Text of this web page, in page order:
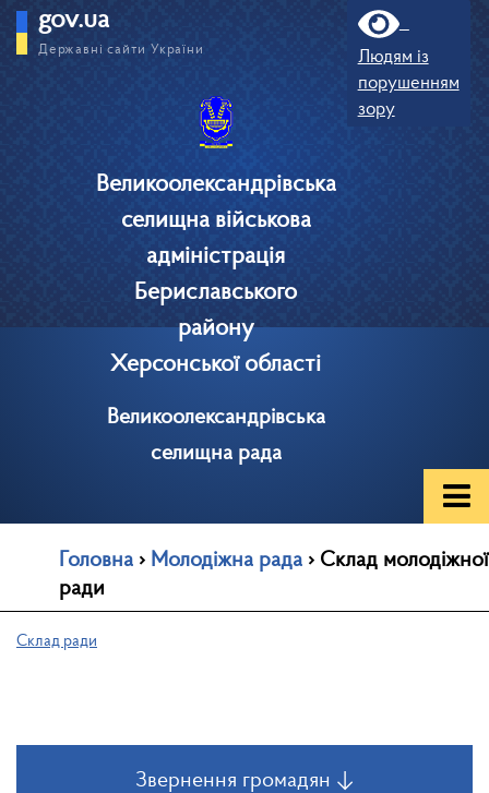
gov.ua
Державні сайти України
Великоолександрівська
селищна військова
адміністрація
Бериславського
району
Херсонської області
Великоолександрівська
селищна рада
Людям із
порушенням
зору
Головна › Молодіжна рада › Склад молодіжної
ради
Склад ради
Звернення громадян ↓